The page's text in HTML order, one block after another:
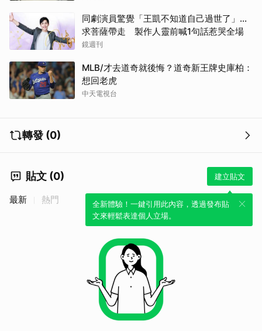
同劇演員驚覺「王凱不知道自己過世了」...
求菩薩帶走 製作人靈前喊1句話惹哭全場
鏡週刊
MLB/才去道奇就後悔？道奇新王牌史庫柏：
想回老虎
中天電視台
轉發 (0)
貼文 (0) 建立貼文
全新體驗！一鍵引用此內容，透過發布貼
文來輕鬆表達個人立場。
最新 熱門